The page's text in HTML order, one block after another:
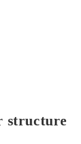
structure